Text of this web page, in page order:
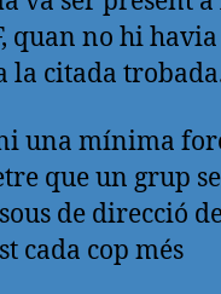
quan no hi
la citada
una mínima
que un grup
de direcció
cada cop més